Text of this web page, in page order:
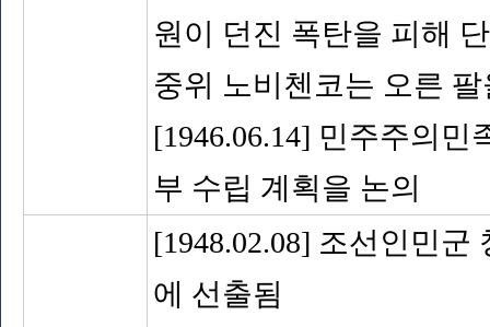
원이 던진 폭탄을 피해
중위 노비첸코는 오른
[1946.06.14] 민주주의
부 수립 계획을 논의
[1948.02.08] 조선인민
에 선출됨